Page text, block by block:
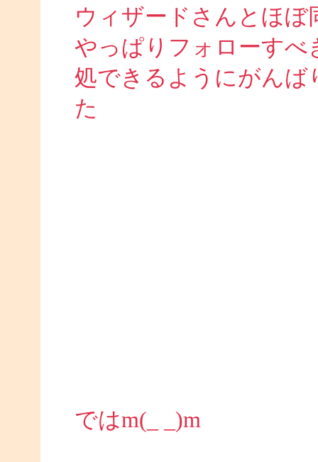
ウィザードさんとほぼ
やっぱりフォローすべ
処できるようにがん
た
ではm(_ _)m